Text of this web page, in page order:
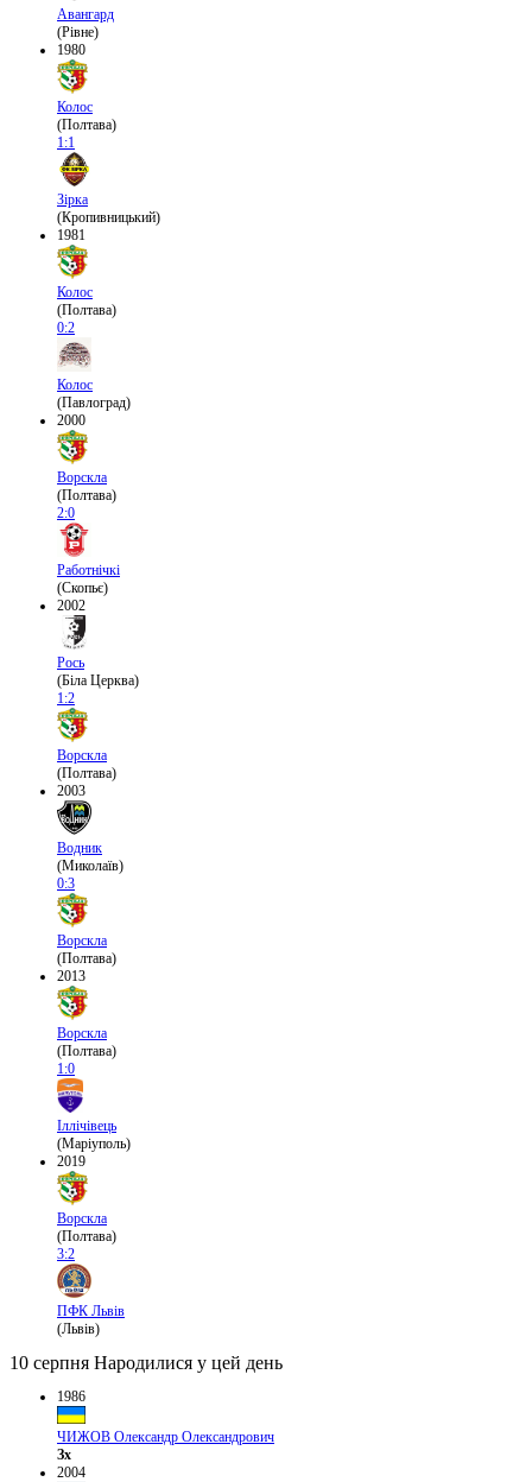
Авангард
(Рівне)
1980
Колос
(Полтава)
1:1
Зірка
(Кропивницький)
1981
Колос
(Полтава)
0:2
Колос
(Павлоград)
2000
Ворскла
(Полтава)
2:0
Работнічкі
(Скопьє)
2002
Рось
(Біла Церква)
1:2
Ворскла
(Полтава)
2003
Водник
(Миколаїв)
0:3
Ворскла
(Полтава)
2013
Ворскла
(Полтава)
1:0
Іллічівець
(Маріуполь)
2019
Ворскла
(Полтава)
3:2
ПФК Львів
(Львів)
10 серпня Народилися у цей день
1986
ЧИЖОВ Олександр Олександрович
Зх
2004